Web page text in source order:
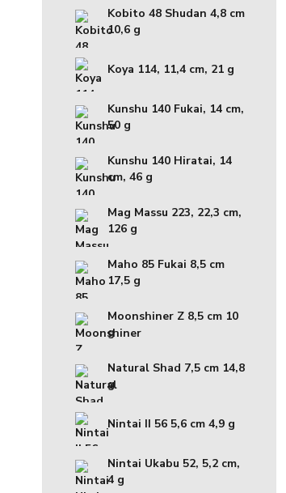
Kobito 48 Shudan 4,8 cm
10,6 g
Koya 114, 11,4 cm, 21 g
Kunshu 140 Fukai, 14 cm,
50 g
Kunshu 140 Hiratai, 14
cm, 46 g
Mag Massu 223, 22,3 cm,
126 g
Maho 85 Fukai 8,5 cm
17,5 g
Moonshiner Z 8,5 cm 10
g
Natural Shad 7,5 cm 14,8
g
Nintai II 56 5,6 cm 4,9 g
Nintai Ukabu 52, 5,2 cm,
4 g